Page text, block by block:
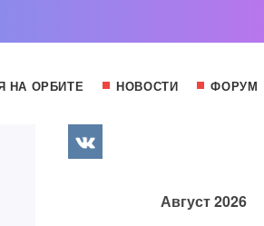
НА ОРБИТЕ НОВОСТИ ФОРУМ
Август 2026